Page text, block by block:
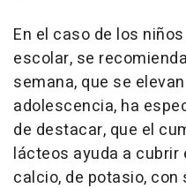
En el caso de los
escolar, se
semana, que se
adolescencia, ha
de destacar, que el
lácteos ayuda a cubrir
calcio, de potasio,